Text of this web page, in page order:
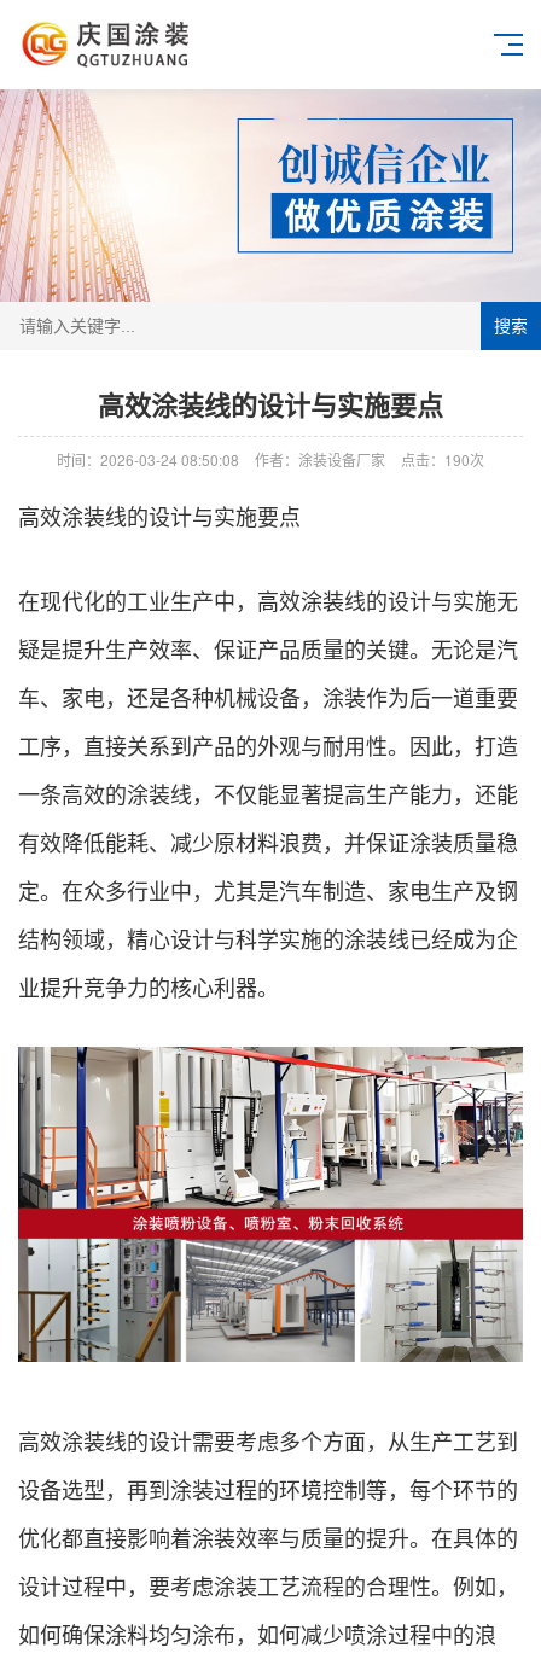
搜索
高效涂装线的设计与实施要点
时间：2026-03-24 08:50:08 作者：涂装设备厂家 点击： 190次
高效涂装线的设计与实施要点
在现代化的工业生产中，高效涂装线的设计与实施无
疑是提升生产效率、保证产品质量的关键。无论是汽
车、家电，还是各种机械设备，涂装作为后一道重要
工序，直接关系到产品的外观与耐用性。因此，打造
一条高效的涂装线，不仅能显著提高生产能力，还能
有效降低能耗、减少原材料浪费，并保证涂装质量稳
定。在众多行业中，尤其是汽车制造、家电生产及钢
结构领域，精心设计与科学实施的涂装线已经成为企
业提升竞争力的核心利器。
高效涂装线的设计需要考虑多个方面，从生产工艺到
设备选型，再到涂装过程的环境控制等，每个环节的
优化都直接影响着涂装效率与质量的提升。在具体的
设计过程中，要考虑涂装工艺流程的合理性。例如，
如何确保涂料均匀涂布，如何减少喷涂过程中的浪